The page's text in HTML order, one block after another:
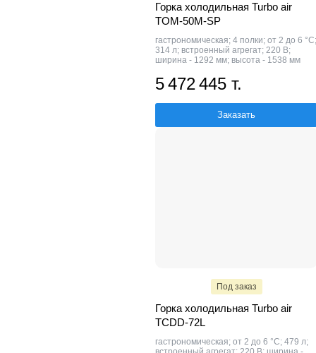
Горка холодильная Turbo air
TOM-50M-SP
гастрономическая; 4 полки; от 2 до 6 °C;
314 л; встроенный агрегат; 220 В;
ширина - 1292 мм; высота - 1538 мм
5 472 445 т.
Заказать
Под заказ
Горка холодильная Turbo air
TCDD-72L
гастрономическая; от 2 до 6 °C; 479 л;